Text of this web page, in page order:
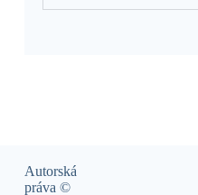
Autorská
práva ©